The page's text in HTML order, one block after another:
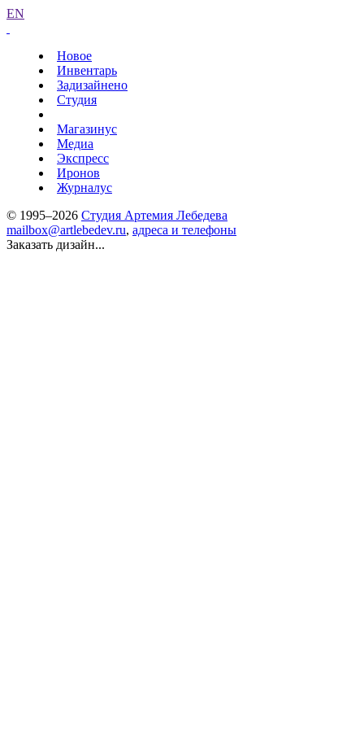
EN
Новое
Инвентарь
Задизайнено
Студия
Магазинус
Медиа
Экспресс
Иронов
Журналус
© 1995–2026 Студия Артемия Лебедева
mailbox@artlebedev.ru, адреса и телефоны
Заказать дизайн...